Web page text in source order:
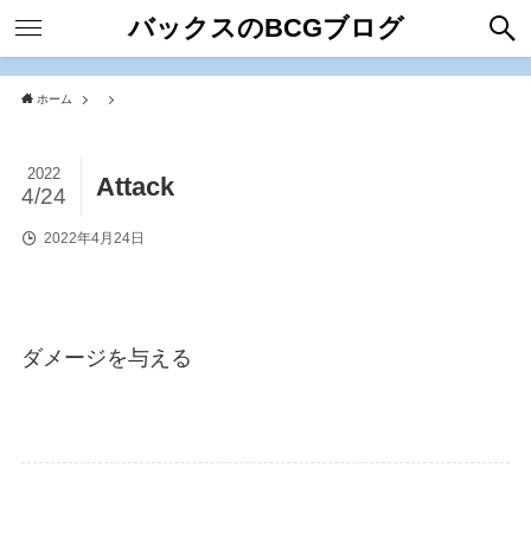
バックスのBCGブログ
ホーム
Attack
2022
4/24
2022年4月24日
ダメージを与える